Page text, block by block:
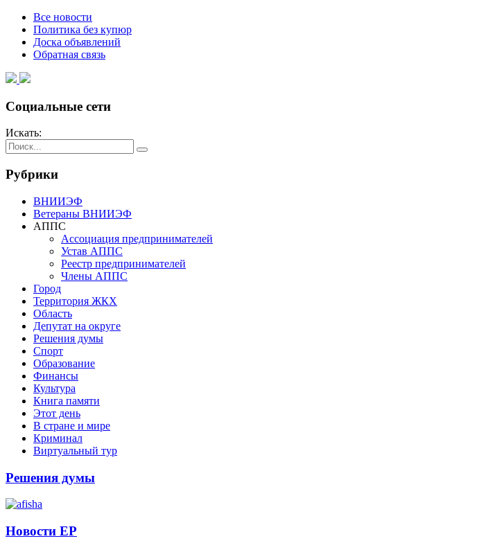
Все новости
Политика без купюр
Доска объявлений
Обратная связь
Социальные сети
Искать:
Рубрики
ВНИИЭФ
Ветераны ВНИИЭФ
АППС
Ассоциация предпринимателей
Устав АППС
Реестр предпринимателей
Члены АППС
Город
Территория ЖКХ
Область
Депутат на округе
Решения думы
Спорт
Образование
Финансы
Культура
Книга памяти
Этот день
В стране и мире
Криминал
Виртуальный тур
Решения думы
Новости ЕР